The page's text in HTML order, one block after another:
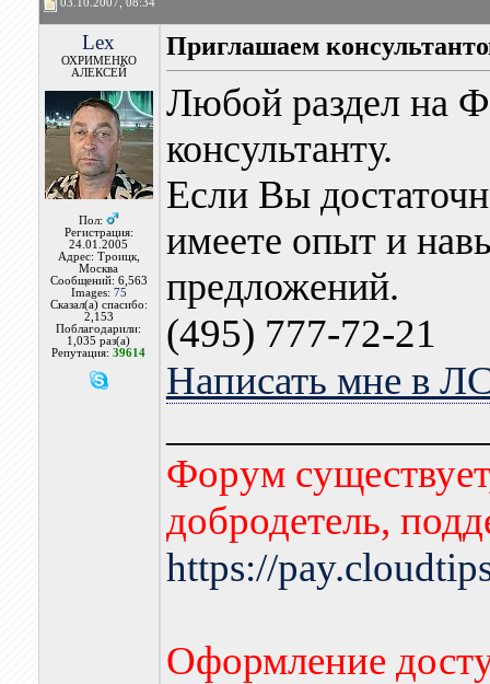
03.10.2007, 08:34
Lex
ОХРИМЕНКО
АЛЕКСЕЙ
Пол:
Регистрация:
24.01.2005
Адрес: Троицк,
Москва
Сообщений: 6,563
Images: 75
Сказал(а) спасибо:
2,153
Поблагодарили:
1,035 раз(а)
Репутация:39614
Приглашаем
Любой раздел на
консультанту.
Если Вы
имеете опыт и
предложений.
(495) 777-72-21
Написать мне в
Форум
добродетель,
https://
Оформление